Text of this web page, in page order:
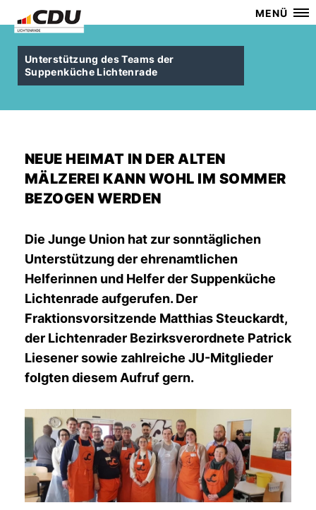
MENÜ
Unterstützung des Teams der
Suppenküche Lichtenrade
NEUE HEIMAT IN DER ALTEN
MÄLZEREI KANN WOHL IM SOMMER
BEZOGEN WERDEN
Die Junge Union hat zur sonntäglichen
Unterstützung der ehrenamtlichen
Helferinnen und Helfer der Suppenküche
Lichtenrade aufgerufen. Der
Fraktionsvorsitzende Matthias Steuckardt,
der Lichtenrader Bezirksverordnete Patrick
Liesener sowie zahlreiche JU-Mitglieder
folgten diesem Aufruf gern.